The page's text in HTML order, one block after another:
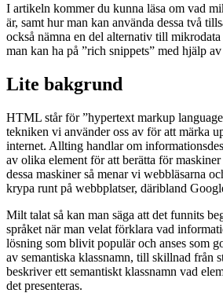
I artikeln kommer du kunna läsa om vad
är, samt hur man kan använda dessa två
också nämna en del alternativ till
man kan ha på ”rich snippets” med hjälp
Lite bakgrund
HTML står för ”hypertext markup
tekniken vi använder oss av för att märka
internet. Allting handlar om
av olika element för att berätta för
dessa maskiner så menar vi webbläsarna
krypa runt på webbplatser, däribland
Milt talat så kan man säga att det funnits
språket när man velat förklara vad
lösning som blivit populär och anses som
av semantiska klassnamn, till skillnad från
beskriver ett semantiskt klassnamn vad
det presenteras.